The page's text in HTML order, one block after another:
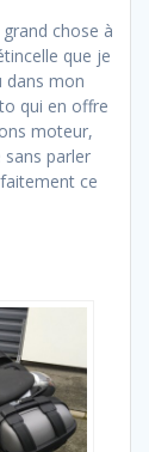
chose à
que je
dans mon
qui en offre
moteur,
parler
ce